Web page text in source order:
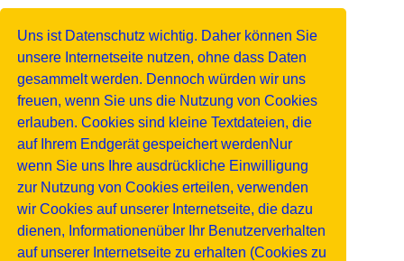
Uns ist Datenschutz wichtig. Daher können Sie
unsere Internetseite nutzen, ohne dass Daten
gesammelt werden. Dennoch würden wir uns
freuen, wenn Sie uns die Nutzung von Cookies
erlauben. Cookies sind kleine Textdateien, die
auf Ihrem Endgerät gespeichert werdenNur
wenn Sie uns Ihre ausdrückliche Einwilligung
zur Nutzung von Cookies erteilen, verwenden
wir Cookies auf unserer Internetseite, die dazu
dienen, Informationenüber Ihr Benutzerverhalten
auf unserer Internetseite zu erhalten (Cookies zu